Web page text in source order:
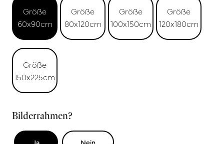
Größe
60x90cm
Größe
80x120cm
Größe
100x150cm
Größe
120x180cm
Größe
150x225cm
Bilderrahmen?